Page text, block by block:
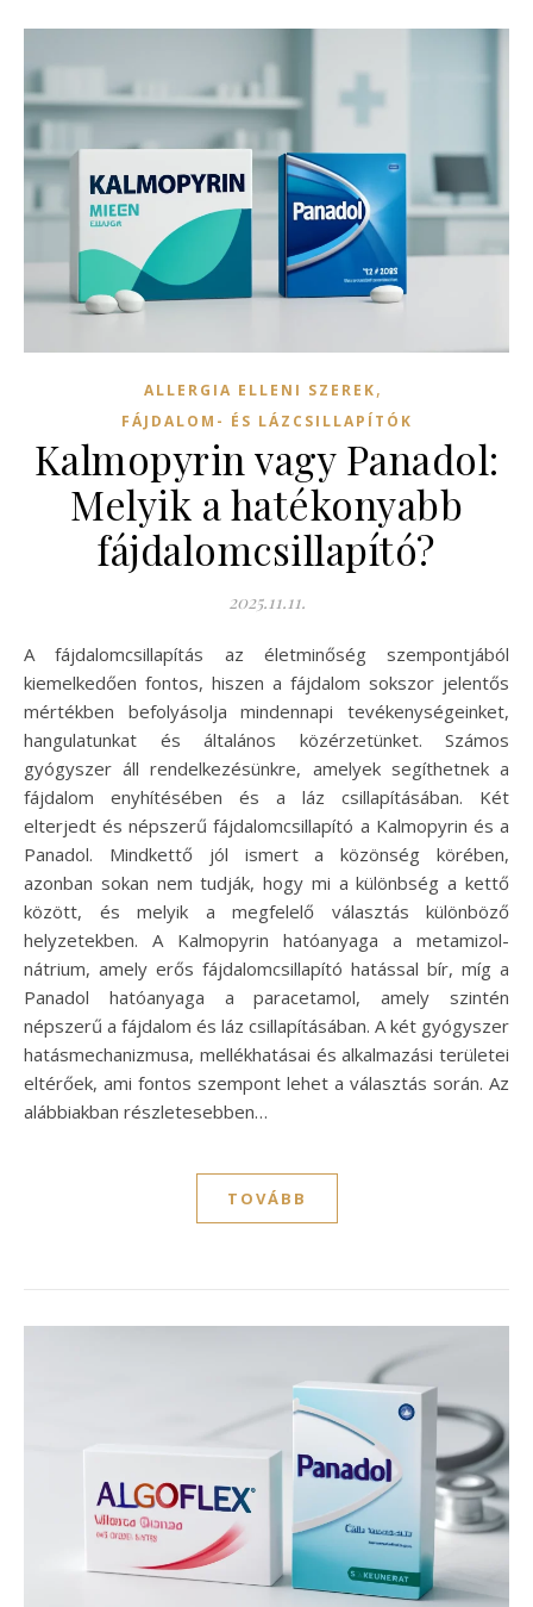
ALLERGIA ELLENI SZEREK,
FÁJDALOM- ÉS LÁZCSILLAPÍTÓK
Kalmopyrin vagy Panadol:
Melyik a hatékonyabb
fájdalomcsillapító?
2025.11.11.
A fájdalomcsillapítás az életminőség szempontjából
kiemelkedően fontos, hiszen a fájdalom sokszor jelentős
mértékben befolyásolja mindennapi tevékenységeinket,
hangulatunkat és általános közérzetünket. Számos
gyógyszer áll rendelkezésünkre, amelyek segíthetnek a
fájdalom enyhítésében és a láz csillapításában. Két
elterjedt és népszerű fájdalomcsillapító a Kalmopyrin és a
Panadol. Mindkettő jól ismert a közönség körében,
azonban sokan nem tudják, hogy mi a különbség a kettő
között, és melyik a megfelelő választás különböző
helyzetekben. A Kalmopyrin hatóanyaga a metamizol-
nátrium, amely erős fájdalomcsillapító hatással bír, míg a
Panadol hatóanyaga a paracetamol, amely szintén
népszerű a fájdalom és láz csillapításában. A két gyógyszer
hatásmechanizmusa, mellékhatásai és alkalmazási területei
eltérőek, ami fontos szempont lehet a választás során. Az
alábbiakban részletesebben…
TOVÁBB